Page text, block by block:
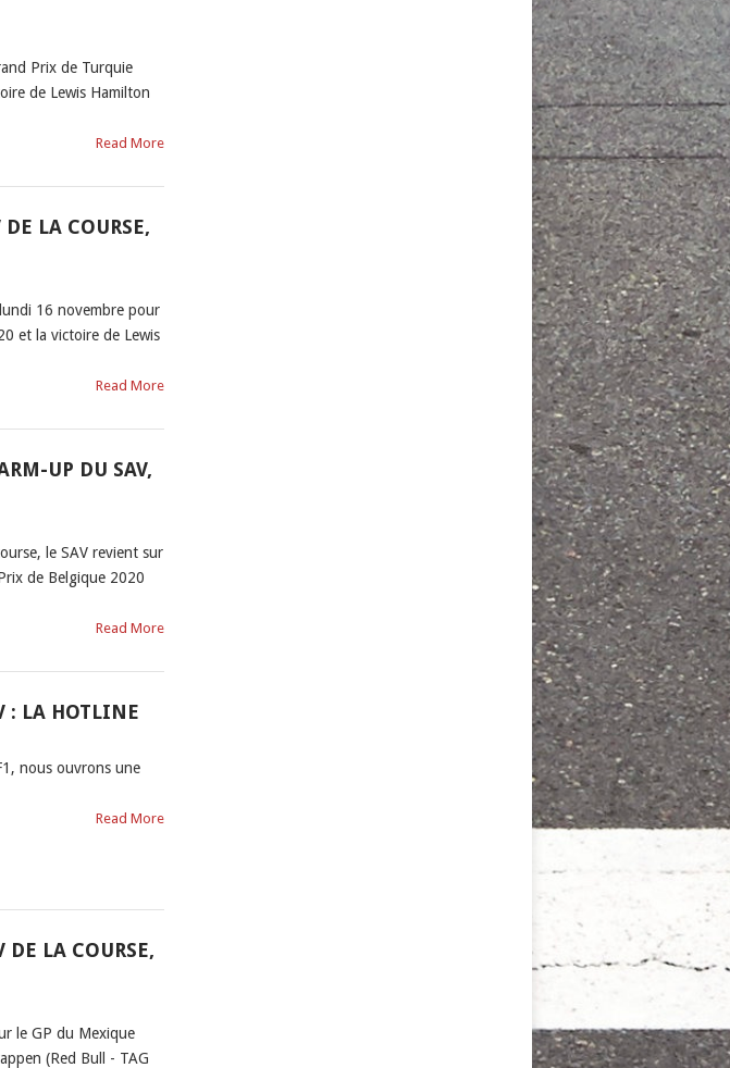
Prix de Turquie
de Lewis Hamilton
Read More
LA COURSE,
16 novembre pour
et la victoire de Lewis
Read More
UP DU SAV,
le SAV revient sur
de Belgique 2020
Read More
: LA HOTLINE
nous ouvrons une
Read More
DE LA COURSE,
le GP du Mexique
(Red Bull - TAG